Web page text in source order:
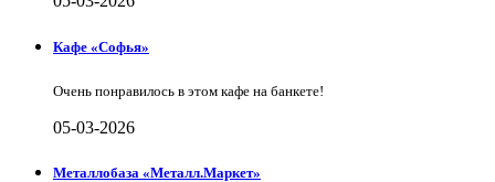
Кафе «Софья»
Очень понравилось в этом кафе на банкете!
05-03-2026
Металлобаза «Металл.Маркет»